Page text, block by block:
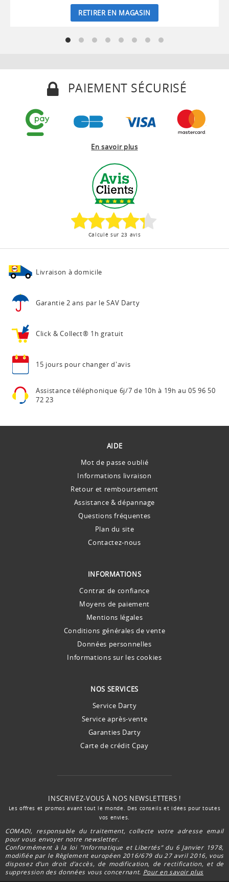
RETIRER EN MAGASIN
PAIEMENT SÉCURISÉ
En savoir plus
Calculé sur 23 avis
Livraison à domicile
Garantie 2 ans par le SAV Darty
Click & Collect® 1h gratuit
15 jours pour changer d'avis
Assistance téléphonique 6j/7 de 10h à 19h au 05 96 50
72 23
AIDE
Mot de passe oublié
Informations livraison
Retour et remboursement
Assistance & dépannage
Questions fréquentes
Plan du site
Contactez-nous
INFORMATIONS
Contrat de confiance
Moyens de paiement
Mentions légales
Conditions générales de vente
Données personnelles
Informations sur les cookies
NOS SERVICES
Service Darty
Service après-vente
Garanties Darty
Carte de crédit Cpay
INSCRIVEZ-VOUS À NOS NEWSLETTERS !
Les offres et promos avant tout le monde. Des conseils et idées pour toutes
vos envies.
COMADI, responsable du traitement, collecte votre adresse email
pour vous envoyer notre newsletter.
Conformément à la loi "Informatique et Libertés” du 6 Janvier 1978,
modifiée par le Règlement européen 2016/679 du 27 avril 2016, vous
disposez d’un droit d’accès, de modification, de rectification, et de
suppression des données vous concernant. Pour en savoir plus